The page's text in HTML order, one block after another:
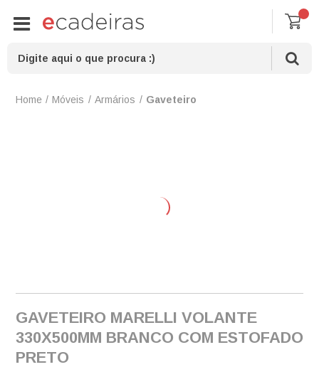
Móveis Armários Gaveteiro
GAVETEIRO MARELLI VOLANTE
330X500MM BRANCO COM ESTOFADO
PRETO